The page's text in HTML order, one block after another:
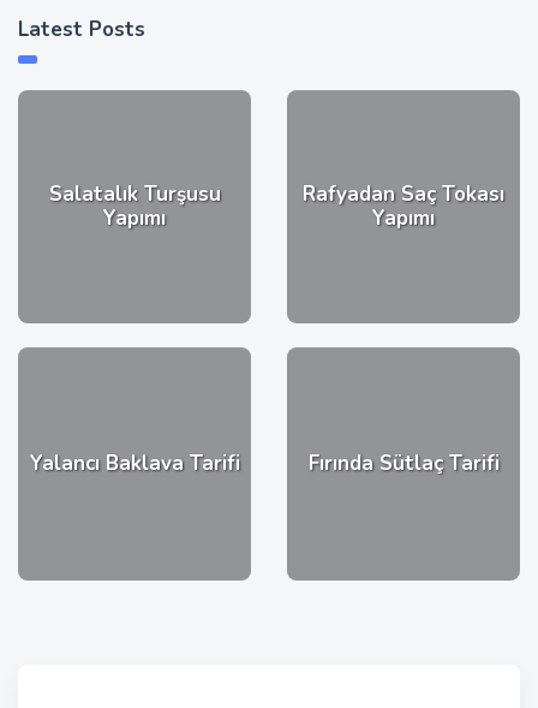
Latest Posts
Salatalık Turşusu
Yapımı
Rafyadan Saç Tokası
Yapımı
Yalancı Baklava Tarifi Fırında Sütlaç Tarifi